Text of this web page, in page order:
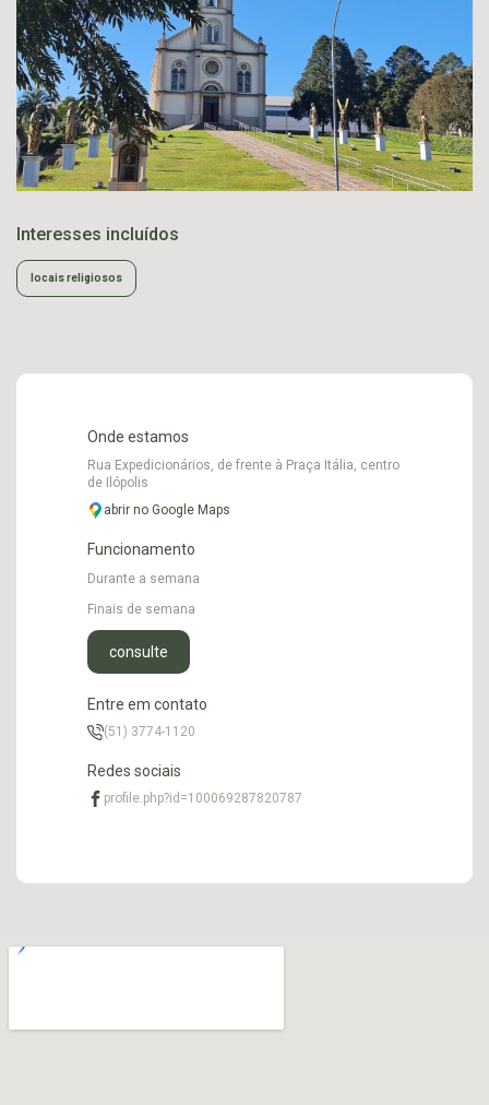
Interesses incluídos
locais religiosos
Onde estamos
Rua Expedicionários, de frente à Praça Itália, centro
de Ilópolis
abrir no Google Maps
Funcionamento
Durante a semana
Finais de semana
consulte
Entre em contato
(51) 3774-1120
Redes sociais
profile.php?id=100069287820787